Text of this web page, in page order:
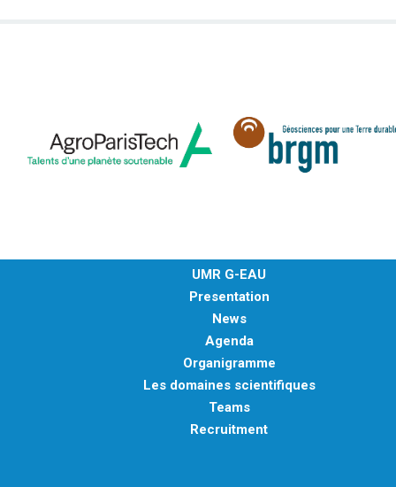
UMR G-EAU
Presentation
News
Agenda
Organigramme
Les domaines scientifiques
Teams
Recruitment